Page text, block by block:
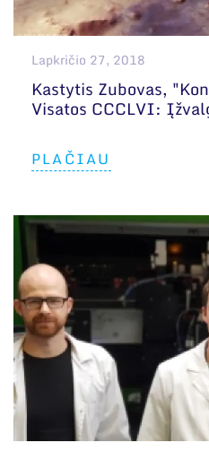
Lapkričio 27, 2018
Kastytis Zubovas,
Visatos CCCLVI:
PLAČIAU